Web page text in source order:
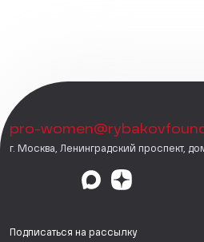
pro-
г. Москва, Ленинградский проспект,
Подписаться на рассылку